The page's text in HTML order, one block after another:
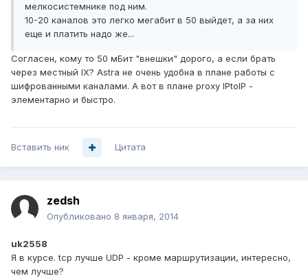
мелкосистемнике под ним.
10-20 каналов это легко мегабит в 50 выйдет, а за них
еще и платить надо же...
Согласен, кому то 50 мБит "внешки" дорого, а если брать
через местный IX? Astra не очень удобна в плане работы с
шифрованными каналами. А вот в плане proxy IPtoIP -
элементарно и быстро.
Вставить ник Цитата
zedsh
Опубликовано 8 января, 2014
uk2558
Я в курсе. tcp лучше UDP - кроме маршрутизации, интересно,
чем лучше?